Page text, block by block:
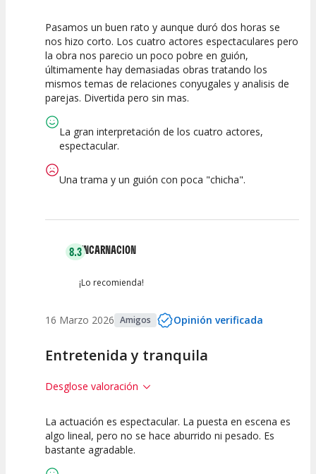
7.5
Calidad del
Espectáculo
7.5
Puesta en
Escena
10
Interpretación
artística
Pasamos un buen rato y aunque duró dos horas se
nos hizo corto. Los cuatro actores espectaculares pero
la obra nos parecio un poco pobre en guión,
últimamente hay demasiadas obras tratando los
mismos temas de relaciones conyugales y analisis de
parejas. Divertida pero sin mas.
La gran interpretación de los cuatro actores,
espectacular.
Una trama y un guión con poca "chicha".
8.3ENCARNACION
¡Lo recomienda!
16 Marzo 2026 Amigos Opinión verificada
Entretenida y tranquila
Desglose valoración
10
Calidad del
5
Puesta en
10
La actuación es espectacular. La puesta en escena es
algo lineal, pero no se hace aburrido ni pesado. Es
bastante agradable.